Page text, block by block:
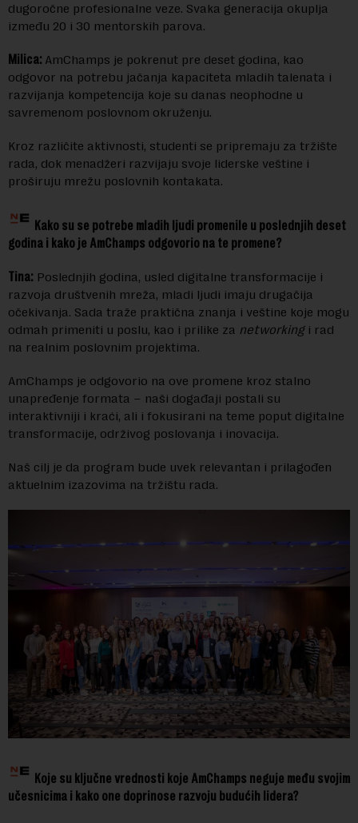
dugoročne profesionalne veze. Svaka generacija okuplja
između 20 i 30 mentorskih parova.
Milica: AmChamps je pokrenut pre deset godina, kao
odgovor na potrebu jačanja kapaciteta mladih talenata i
razvijanja kompetencija koje su danas neophodne u
savremenom poslovnom okruženju.
Kroz različite aktivnosti, studenti se pripremaju za tržište
rada, dok menadžeri razvijaju svoje liderske veštine i
proširuju mrežu poslovnih kontakata.
Kako su se potrebe mladih ljudi promenile u poslednjih deset
godina i kako je AmChamps odgovorio na te promene?
Tina: Poslednjih godina, usled digitalne transformacije i
razvoja društvenih mreža, mladi ljudi imaju drugačija
očekivanja. Sada traže praktična znanja i veštine koje mogu
odmah primeniti u poslu, kao i prilike za networkingi rad
na realnim poslovnim projektima.
AmChamps je odgovorio na ove promene kroz stalno
unapređenje formata – naši događaji postali su
interaktivniji i kraći, ali i fokusirani na teme poput digitalne
transformacije, održivog poslovanja i inovacija.
Naš cilj je da program bude uvek relevantan i prilagođen
aktuelnim izazovima na tržištu rada.
Koje su ključne vrednosti koje AmChamps neguje među svojim
učesnicima i kako one doprinose razvoju budućih lidera?